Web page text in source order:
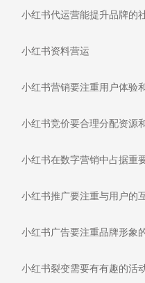
小红书代运营能提升品牌的
小红书资料营运
小红书营销要注重用户体验
小红书竞价要合理分配资源
小红书在数字营销中占据重要
小红书推广要注重与用户的
小红书广告要注重品牌形象
小红书裂变需要有有趣的活